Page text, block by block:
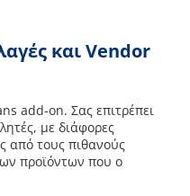
και Vendor
add-on. Σας επιτρέπει
με διάφορες
από τους πιθανούς
προϊόντων που ο